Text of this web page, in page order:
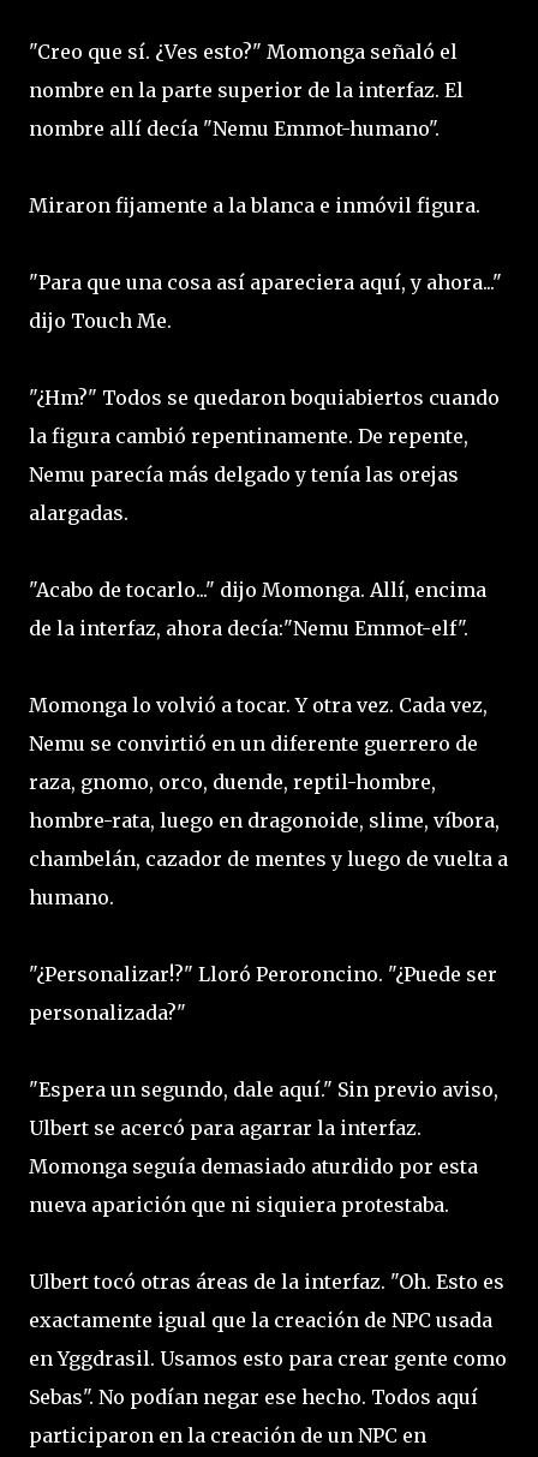
"Creo que sí. ¿Ves esto?" Momonga señaló el
nombre en la parte superior de la interfaz. El
nombre allí decía "Nemu Emmot-humano".
Miraron fijamente a la blanca e inmóvil figura.
"Para que una cosa así apareciera aquí, y ahora..."
dijo Touch Me.
"¿Hm?" Todos se quedaron boquiabiertos cuando
la figura cambió repentinamente. De repente,
Nemu parecía más delgado y tenía las orejas
alargadas.
"Acabo de tocarlo..." dijo Momonga. Allí, encima
de la interfaz, ahora decía:"Nemu Emmot-elf".
Momonga lo volvió a tocar. Y otra vez. Cada vez,
Nemu se convirtió en un diferente guerrero de
raza, gnomo, orco, duende, reptil-hombre,
hombre-rata, luego en dragonoide, slime, víbora,
chambelán, cazador de mentes y luego de vuelta a
humano.
"¿Personalizar!?" Lloró Peroroncino. "¿Puede ser
personalizada?"
"Espera un segundo, dale aquí." Sin previo aviso,
Ulbert se acercó para agarrar la interfaz.
Momonga seguía demasiado aturdido por esta
nueva aparición que ni siquiera protestaba.
Ulbert tocó otras áreas de la interfaz. "Oh. Esto es
exactamente igual que la creación de NPC usada
en Yggdrasil. Usamos esto para crear gente como
Sebas". No podían negar ese hecho. Todos aquí
participaron en la creación de un NPC en